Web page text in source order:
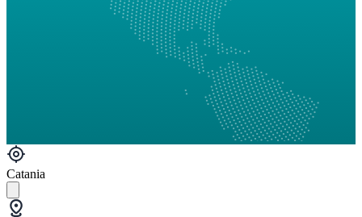
Catania